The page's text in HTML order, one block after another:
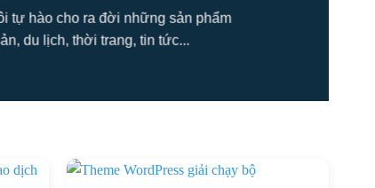
tự hào cho ra đời những sản phẩm
du lịch, thời trang, tin tức...